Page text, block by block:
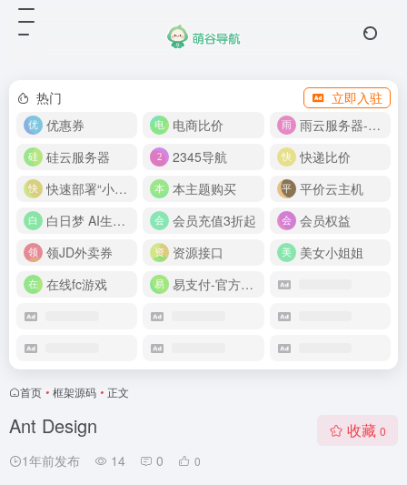
热门
立即入驻
优惠券
电商比价
雨云服务器-新人首月 5 折
硅云服务器
2345导航
快递比价
快速部署“小龙虾”
本主题购买
平价云主机
白日梦 AI生成50分钟视频
会员充值3折起
会员权益
领JD外卖券
资源接口
美女小姐姐
在线fc游戏
易支付-官方网站
首页 • 框架源码 • 正文
Ant Design
1年前发布 14 0 0
收藏 0